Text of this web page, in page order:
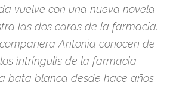
vuelve con una nueva novela
las dos caras de la farmacia.
Antonia conocen de
intríngulis de la farmacia.
bata blanca desde hace años